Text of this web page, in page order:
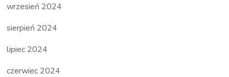
wrzesień 2024
sierpień 2024
lipiec 2024
czerwiec 2024